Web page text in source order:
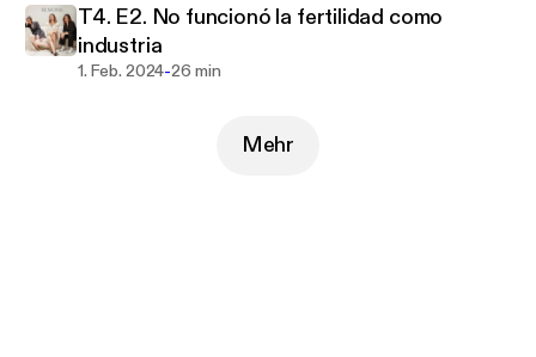
T4. E2. No funcionó la fertilidad como
industria
1. Feb. 2024-26 min
Mehr